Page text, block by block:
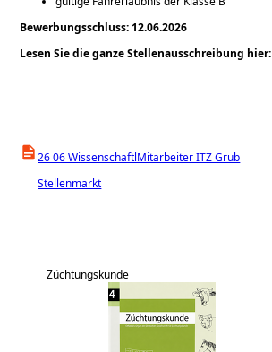
Bewerbungsschluss: 12.06.2026
Lesen Sie die ganze Stellenausschreibung hier:
26 06 WissenschaftlMitarbeiter ITZ Grub
Stellenmarkt
Züchtungskunde